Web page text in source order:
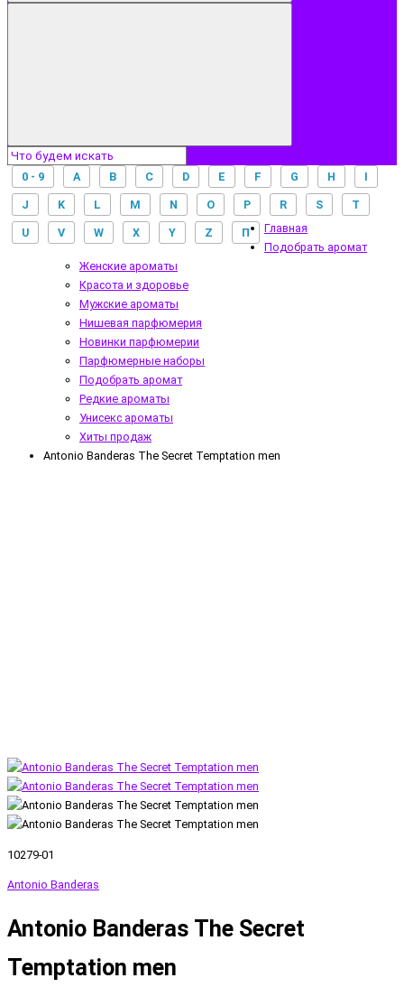
0 - 9 A B C D E F G H I
J K L M N O P R S T
U V W X Y Z П
Главная
Подобрать аромат
Женские ароматы
Красота и здоровье
Мужские ароматы
Нишевая парфюмерия
Новинки парфюмерии
Парфюмерные наборы
Подобрать аромат
Редкие ароматы
Унисекс ароматы
Хиты продаж
Antonio Banderas The Secret Temptation men
10279-01
Antonio Banderas
Antonio Banderas The Secret
Temptation men